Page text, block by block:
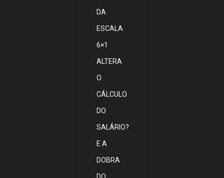
DA
ESCALA
6×1
ALTERA
O
CÁLCULO
DO
SALÁRIO?
E A
DOBRA